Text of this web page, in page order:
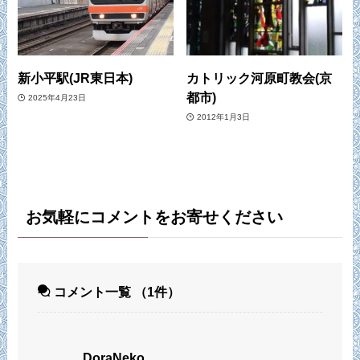
新小平駅(JR東日本)
2025年4月23日
カトリック河原町教会(京
都市)
2012年1月3日
お気軽にコメントをお寄せください
コメント一覧 （1件）